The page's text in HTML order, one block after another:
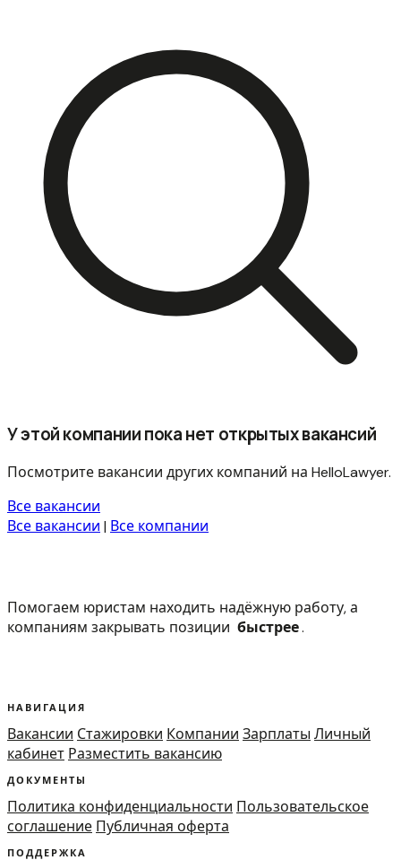
У этой компании пока нет открытых вакансий
Посмотрите вакансии других компаний на HelloLawyer.
Все вакансии
Все вакансии | Все компании
Помогаем юристам находить надёжную работу, а
компаниям закрывать позиции быстрее.
НАВИГАЦИЯ
Вакансии Стажировки Компании Зарплаты Личный
кабинет Разместить вакансию
ДОКУМЕНТЫ
Политика конфиденциальности Пользовательское
соглашение Публичная оферта
ПОДДЕРЖКА